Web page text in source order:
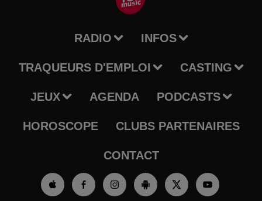
RADIO INFOS
TRAQUEURS D'EMPLOI CASTING
JEUX AGENDA PODCASTS
HOROSCOPE CLUBS PARTENAIRES
CONTACT